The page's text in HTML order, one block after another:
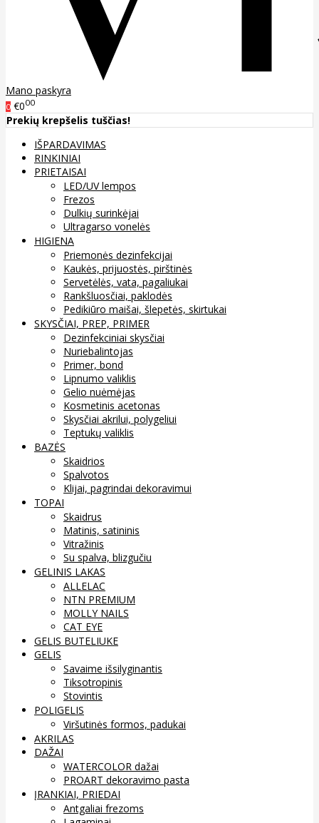
Mano paskyra
0 €000
Prekių krepšelis tuščias!
IŠPARDAVIMAS
RINKINIAI
PRIETAISAI
LED/UV lempos
Frezos
Dulkių surinkėjai
Ultragarso vonelės
HIGIENA
Priemonės dezinfekcijai
Kaukės, prijuostės, pirštinės
Servetėlės, vata, pagaliukai
Rankšluosčiai, paklodės
Pedikiūro maišai, šlepetės, skirtukai
SKYSČIAI, PREP, PRIMER
Dezinfekciniai skysčiai
Nuriebalintojas
Primer, bond
Lipnumo valiklis
Gelio nuėmėjas
Kosmetinis acetonas
Skysčiai akrilui, polygeliui
Teptukų valiklis
BAZĖS
Skaidrios
Spalvotos
Klijai, pagrindai dekoravimui
TOPAI
Skaidrus
Matinis, satininis
Vitražinis
Su spalva, blizgučiu
GELINIS LAKAS
ALLELAC
NTN PREMIUM
MOLLY NAILS
CAT EYE
GELIS BUTELIUKE
GELIS
Savaime išsilyginantis
Tiksotropinis
Stovintis
POLIGELIS
Viršutinės formos, padukai
AKRILAS
DAŽAI
WATERCOLOR dažai
PROART dekoravimo pasta
ĮRANKIAI, PRIEDAI
Antgaliai frezoms